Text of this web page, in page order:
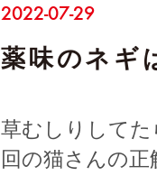
2022-07-29
薬味のネギ
草むしりして
回の猫さんの